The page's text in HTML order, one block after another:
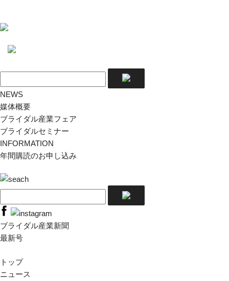
NEWS
媒体概要
ブライダル産業フェア
ブライダルセミナー
INFORMATION
年間購読のお申し込み
ブライダル産業新聞
最新号
トップ
ニュース